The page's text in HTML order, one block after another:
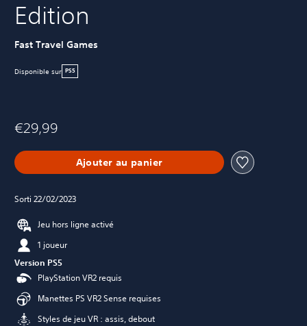
Edition
Fast Travel Games
Disponible sur PS5
€29,99
Ajouter au panier
Sorti 22/02/2023
Jeu hors ligne activé
1 joueur
Version PS5
PlayStation VR2 requis
Manettes PS VR2 Sense requises
Styles de jeu VR : assis, debout